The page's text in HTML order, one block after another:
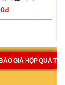
GIÁ HỘP QUÀ TẾT